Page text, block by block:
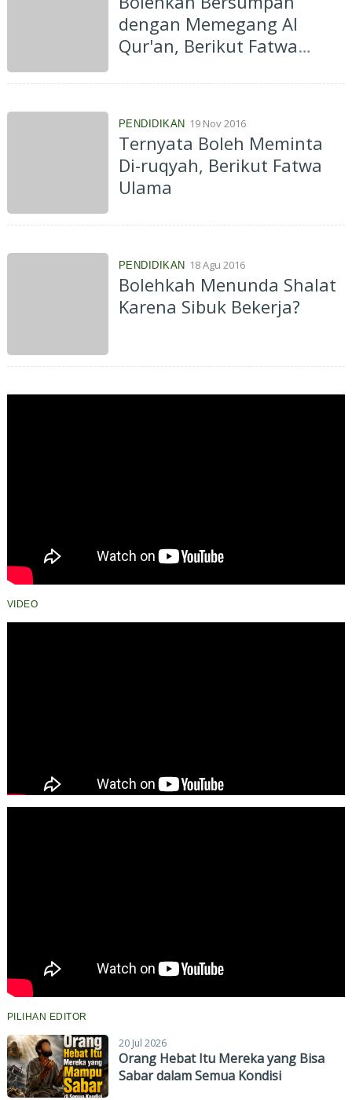
dengan Memegang Al
Qur'an, Berikut Fatwa
PENDIDIKAN 19 Nov 2016
Ternyata Boleh Meminta
Di-ruqyah, Berikut Fatwa
Ulama
PENDIDIKAN 18 Agu 2016
Bolehkah Menunda Shalat
Karena Sibuk Bekerja?
VIDEO
PILIHAN EDITOR
20 Jul 2026
Orang Hebat Itu Mereka yang Bisa
Sabar dalam Semua Kondisi